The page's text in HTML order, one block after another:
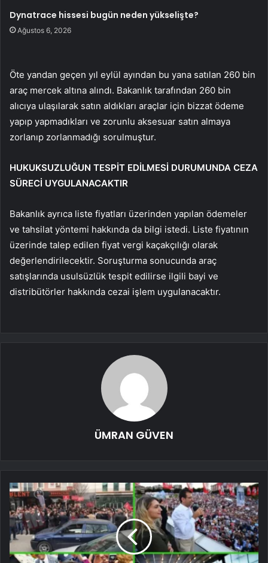
Dynatrace hissesi bugün neden yükselişte?
Ağustos 6, 2026
Öte yandan geçen yıl eylül ayından bu yana satılan 260 bin
araç mercek altına alındı. Bakanlık tarafından 260 bin
alıcıya ulaşılarak satın aldıkları araçlar için bizzat ödeme
yapıp yapmadıkları ve zorunlu aksesuar satın almaya
zorlanıp zorlanmadığı sorulmuştur.
HUKUKSUZLUĞUN TESPİT EDİLMESİ DURUMUNDA CEZA
SÜRECİ UYGULANACAKTIR
Bakanlık ayrıca liste fiyatları üzerinden yapılan ödemeler
ve tahsilat yöntemi hakkında da bilgi istedi. Liste fiyatının
üzerinde talep edilen fiyat vergi kaçakçılığı olarak
değerlendirilecektir. Soruşturma sonucunda araç
satışlarında usulsüzlük tespit edilirse ilgili bayi ve
distribütörler hakkında cezai işlem uygulanacaktır.
ÜMRAN GÜVEN